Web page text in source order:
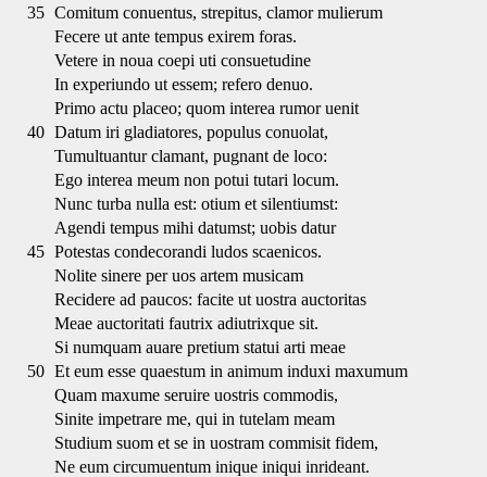
35 Comitum conuentus, strepitus, clamor mulierum
Fecere ut ante tempus exirem foras.
Vetere in noua coepi uti consuetudine
In experiundo ut essem; refero denuo.
Primo actu placeo; quom interea rumor uenit
40 Datum iri gladiatores, populus conuolat,
Tumultuantur clamant, pugnant de loco:
Ego interea meum non potui tutari locum.
Nunc turba nulla est: otium et silentiumst:
Agendi tempus mihi datumst; uobis datur
45 Potestas condecorandi ludos scaenicos.
Nolite sinere per uos artem musicam
Recidere ad paucos: facite ut uostra auctoritas
Meae auctoritati fautrix adiutrixque sit.
Si numquam auare pretium statui arti meae
50 Et eum esse quaestum in animum induxi maxumum
Quam maxume seruire uostris commodis,
Sinite impetrare me, qui in tutelam meam
Studium suom et se in uostram commisit fidem,
Ne eum circumuentum inique iniqui inrideant.